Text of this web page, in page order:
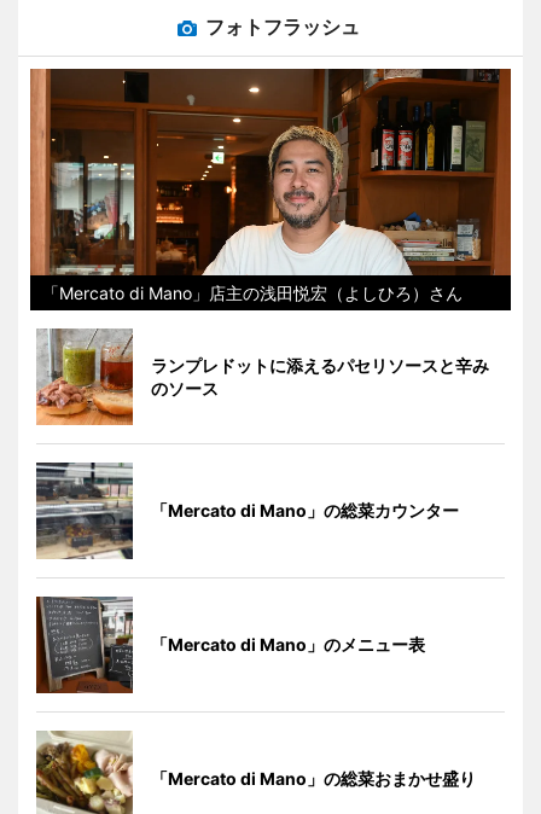
フォトフラッシュ
「Mercato di Mano」店主の浅田悦宏（よしひろ）さん
ランプレドットに添えるパセリソースと辛み
のソース
「Mercato di Mano」の総菜カウンター
「Mercato di Mano」のメニュー表
「Mercato di Mano」の総菜おまかせ盛り